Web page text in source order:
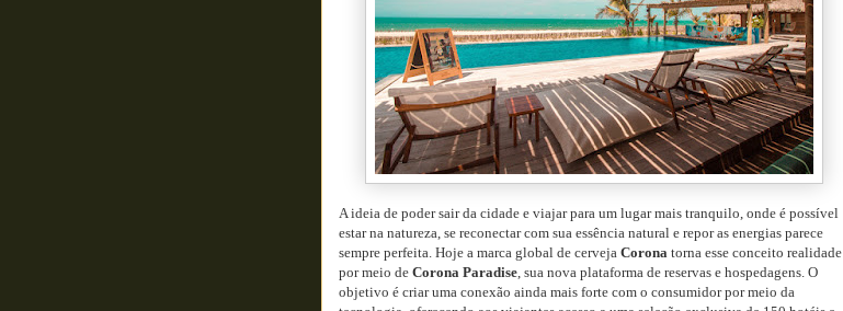
A ideia de poder sair da cidade e viajar para um lugar mais tranquilo, onde é possível
estar na natureza, se reconectar com sua essência natural e repor as energias parece
sempre perfeita. Hoje a marca global de cerveja Corona torna esse conceito realidade
por meio de Corona Paradise, sua nova plataforma de reservas e hospedagens. O
objetivo é criar uma conexão ainda mais forte com o consumidor por meio da